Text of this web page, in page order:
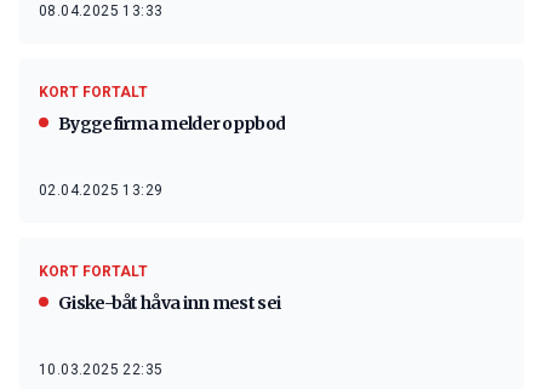
08.04.2025 13:33
KORT FORTALT
Byggefirma melder oppbod
02.04.2025 13:29
KORT FORTALT
Giske-båt håva inn mest sei
10.03.2025 22:35